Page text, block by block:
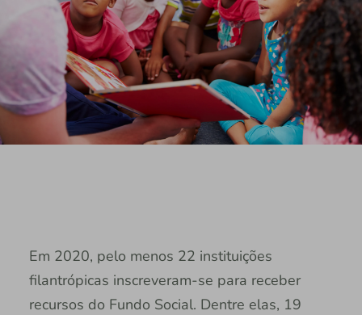
Em 2020, pelo menos 22 instituições
filantrópicas inscreveram-se para receber
recursos do Fundo Social. Dentre elas, 19